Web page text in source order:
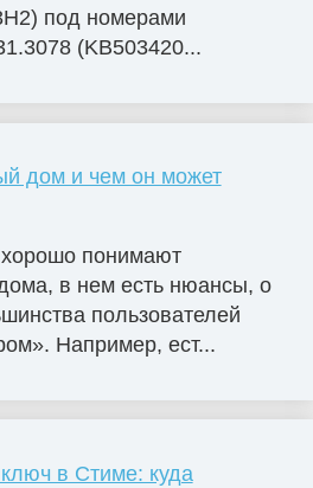
под номерами
(KB503420...
дом и чем он может
понимают
в нем есть нюансы, о
пользователей
Например, ест...
в Стиме: куда